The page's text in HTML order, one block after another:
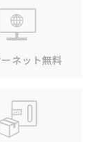
ネット無料